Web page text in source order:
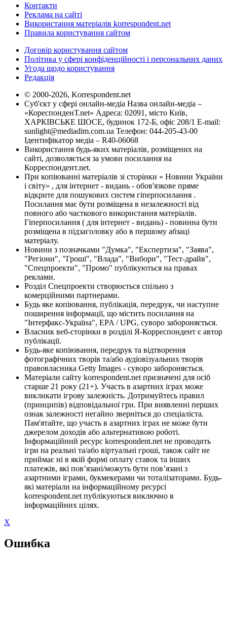
Контакти
Реклама на сайті
Використання матеріалів korrespondent.net
Правила користування сайтом
Договір користування сайтом
Політика у сфері конфіденційності і персональних даних
Угода щодо користування
Редакція
© 2000-2026, Korrespondent.net
Суб'єкт у сфері онлайн-медіа Назва онлайн-медіа –
«КореспонденТ.net» Адреса: 02091, місто Київ,
ХАРКІВСЬКЕ ШОСЕ, будинок 172-Б, офіс 208/1 E-mail:
sunlight@mediadim.com.ua Телефон: 044-205-43-00
Ідентифікатор медіа – R40-06068
Використання будь-яких матеріалів, розміщених на
сайті, дозволяється за умови посилання на
Корреспондент.net.
При копіюванні матеріалів зі сторінки « Новини України
і світу» , для інтернет - видань - обов'язкове пряме
відкрите для пошукових систем гіперпосилання .
Посилання має бути розміщена в незалежності від
повного або часткового використання матеріалів.
Гіперпосилання ( для інтернет - видань) - повинна бути
розміщена в підзаголовку або в першому абзаці
матеріалу.
Новини з позначками "Думка", "Експертиза", "Заява",
"Регіони", "Гроші", "Влада", "Вибори", "Тест-драйв",
"Спецпроекти", "Промо" публікуються на правах
реклами.
Розділ Спецпроекти створюється спільно з
комерційними партнерами.
Будь яке копіювання, публікація, передрук, чи наступне
поширення інформації, що містить посилання на
"Інтерфакс-Україна", EPA / UPG, суворо забороняється.
Власник веб-сторінки в розділі Я-Корреспондент є автор
публікації.
Будь-яке копіювання, передрук та відтворення
фотографічних творів та/або аудіовізуальних творів
правовласника Getty Images - суворо забороняється.
Матеріали сайту korrespondent.net призначені для осіб
старше 21 року (21+). Участь в азартних іграх може
викликати ігрову залежність. Дотримуйтесь правил
(принципів) відповідальної гри. При виявленні перших
ознак залежності негайно зверніться до спеціаліста.
Пам'ятайте, що участь в азартних іграх не може бути
джерелом доходів або альтернативою роботі.
Інформаційний ресурс korrespondent.net не проводить
ігри на реальні та/або віртуальні гроші, також сайт не
приймає ні в якій формі оплату ставок та інших
платежів, які пов’язані/можуть бути пов’язані з
азартними іграми, букмекерами чи тоталізаторами. Будь-
які матеріали на інформаційному ресурсі
korrespondent.net публікуються виключно в
інформаційних цілях.
X
Ошибка